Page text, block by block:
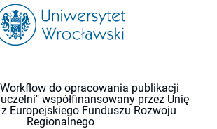
do opracowania publikacji
współfinansowany przez Unię
Europejskiego Funduszu Rozwoju
Regionalnego